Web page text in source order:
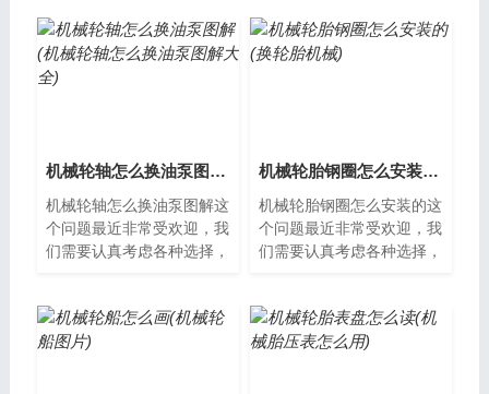
机械轮轴怎么换油泵图解(机械轮轴怎么换油泵图解大全)
机械轮轴怎么换油泵图解这
个问题最近非常受欢迎，我
们需要认真考虑各种选择，
械轮轴是一种...
机械轮胎钢圈怎么安装的(换轮胎机械)
机械轮胎钢圈怎么安装的这
个问题最近非常受欢迎，我
们需要认真考虑各种选择，
机械轮胎钢圈...